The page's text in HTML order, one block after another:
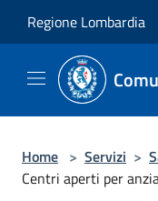
Regione Lombardia
Home > Servizi >
Centri aperti per